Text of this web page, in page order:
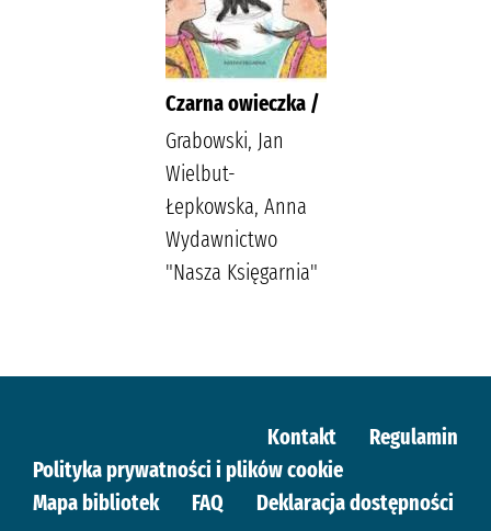
Czarna owieczka /
Grabowski, Jan
Wielbut-
Łepkowska, Anna
Wydawnictwo
"Nasza Księgarnia"
Kontakt
Regulamin
Polityka prywatności i plików cookie
Mapa bibliotek
FAQ Deklaracja dostępności